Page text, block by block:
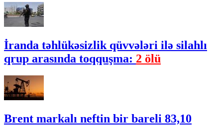
İranda təhlükəsizlik qüvvələri ilə silahlı
qrup arasında toqquşma: 2 ölü
Brent markalı neftin bir bareli 83,10